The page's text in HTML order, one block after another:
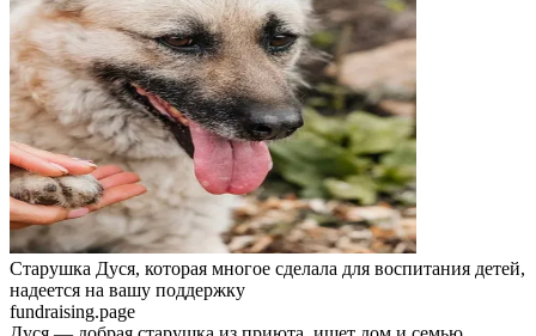
Старушка Дуся, которая многое сделала для воспитания детей,
надеется на вашу поддержку
fundraising.page